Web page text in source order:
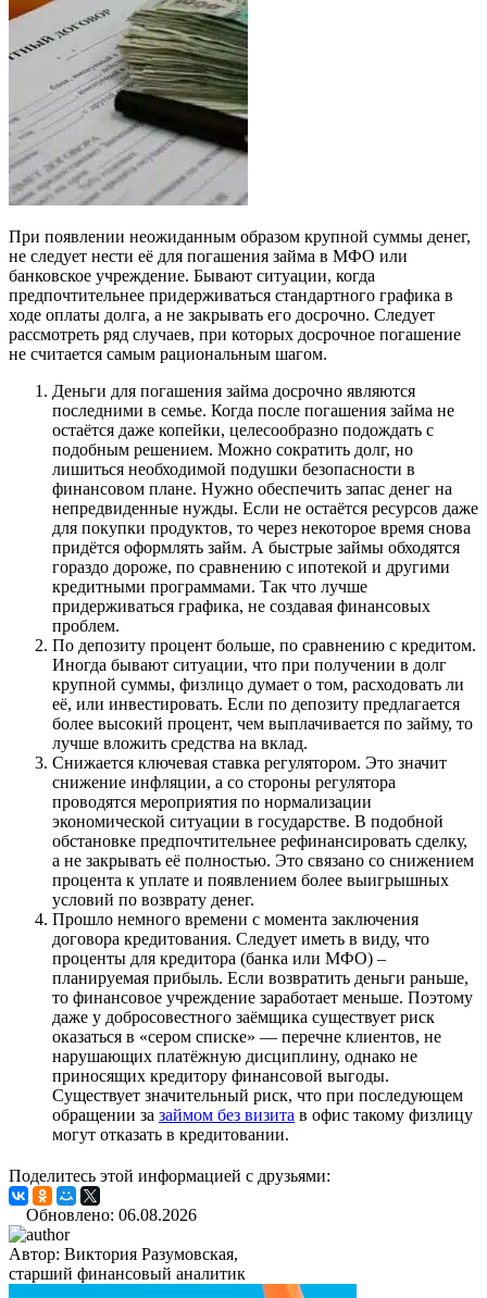
При появлении неожиданным образом крупной суммы денег,
не следует нести её для погашения займа в МФО или
банковское учреждение. Бывают ситуации, когда
предпочтительнее придерживаться стандартного графика в
ходе оплаты долга, а не закрывать его досрочно. Следует
рассмотреть ряд случаев, при которых досрочное погашение
не считается самым рациональным шагом.
Деньги для погашения займа досрочно являются
последними в семье. Когда после погашения займа не
остаётся даже копейки, целесообразно подождать с
подобным решением. Можно сократить долг, но
лишиться необходимой подушки безопасности в
финансовом плане. Нужно обеспечить запас денег на
непредвиденные нужды. Если не остаётся ресурсов даже
для покупки продуктов, то через некоторое время снова
придётся оформлять займ. А быстрые займы обходятся
гораздо дороже, по сравнению с ипотекой и другими
кредитными программами. Так что лучше
придерживаться графика, не создавая финансовых
проблем.
По депозиту процент больше, по сравнению с кредитом.
Иногда бывают ситуации, что при получении в долг
крупной суммы, физлицо думает о том, расходовать ли
её, или инвестировать. Если по депозиту предлагается
более высокий процент, чем выплачивается по займу, то
лучше вложить средства на вклад.
Снижается ключевая ставка регулятором. Это значит
снижение инфляции, а со стороны регулятора
проводятся мероприятия по нормализации
экономической ситуации в государстве. В подобной
обстановке предпочтительнее рефинансировать сделку,
а не закрывать её полностью. Это связано со снижением
процента к уплате и появлением более выигрышных
условий по возврату денег.
Прошло немного времени с момента заключения
договора кредитования. Следует иметь в виду, что
проценты для кредитора (банка или МФО) –
планируемая прибыль. Если возвратить деньги раньше,
то финансовое учреждение заработает меньше. Поэтому
даже у добросовестного заёмщика существует риск
оказаться в «сером списке» — перечне клиентов, не
нарушающих платёжную дисциплину, однако не
приносящих кредитору финансовой выгоды.
Существует значительный риск, что при последующем
обращении за займом без визита в офис такому физлицу
могут отказать в кредитовании.
Поделитесь этой информацией с друзьями:
Обновлено: 06.08.2026
Автор: Виктория Разумовская,
старший финансовый аналитик